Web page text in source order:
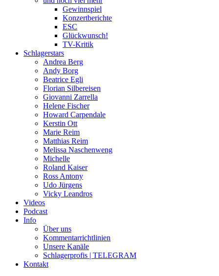
Gewinnspiel
Konzertberichte
ESC
Glückwunsch!
TV-Kritik
Schlagerstars
Andrea Berg
Andy Borg
Beatrice Egli
Florian Silbereisen
Giovanni Zarrella
Helene Fischer
Howard Carpendale
Kerstin Ott
Marie Reim
Matthias Reim
Melissa Naschenweng
Michelle
Roland Kaiser
Ross Antony
Udo Jürgens
Vicky Leandros
Videos
Podcast
Info
Über uns
Kommentarrichtlinien
Unsere Kanäle
Schlagerprofis | TELEGRAM
Kontakt